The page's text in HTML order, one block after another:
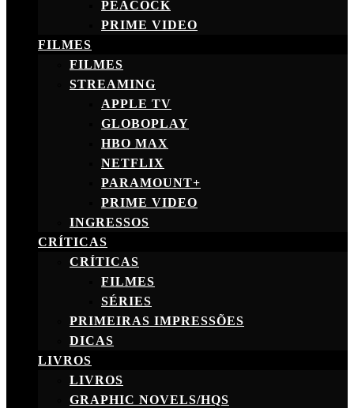
PEACOCK
PRIME VIDEO
FILMES
FILMES
STREAMING
APPLE TV
GLOBOPLAY
HBO MAX
NETFLIX
PARAMOUNT+
PRIME VIDEO
INGRESSOS
CRÍTICAS
CRÍTICAS
FILMES
SÉRIES
PRIMEIRAS IMPRESSÕES
DICAS
LIVROS
LIVROS
GRAPHIC NOVELS/HQS